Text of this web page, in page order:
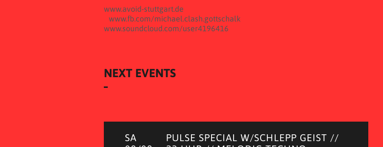
www.avoid-stuttgart.de
www.fb.com/michael.clash.gottschalk
www.soundcloud.com/user4196416
NEXT EVENTS
SA
PULSE SPECIAL W/SCHLEPP GEIST //